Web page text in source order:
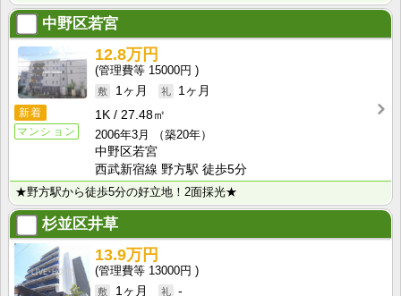
中野区若宮
新着
マンション
12.8万円
15000円
1ヶ月
1ヶ月
1K
27.48㎡
2006年3月
（築20年）
中野区若宮
西武新宿線 野方駅 徒歩5分
★野方駅から徒歩5分の好立地！2面採光★
杉並区井草
13.9万円
13000円
1ヶ月
-